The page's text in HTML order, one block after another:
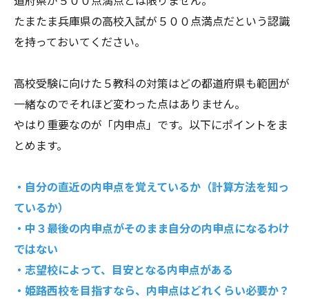
たまたま兵庫県の高校入試が５００点満点だという認識
を持っておいてください。
高校受験に向けた５教科の対策はどの都道府県も範囲が
一緒なのでそれほど変わった点はありません。
やはり重要なのが「内申点」です。以下にポイントをま
とめます。
・自分の直近の内申点を覚えているか（計算方法を知っ
ているか）
・中３最後の内申点がそのまま自分の内申点になるわけ
ではない
・志望校によって、目安となる内申点がある
・姫路西校を目指すなら、内申点はどれくらい必要か？